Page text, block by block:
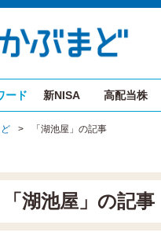
ード 新NISA 高配当株
> 「湖池屋」の記事
「湖池屋」の記事